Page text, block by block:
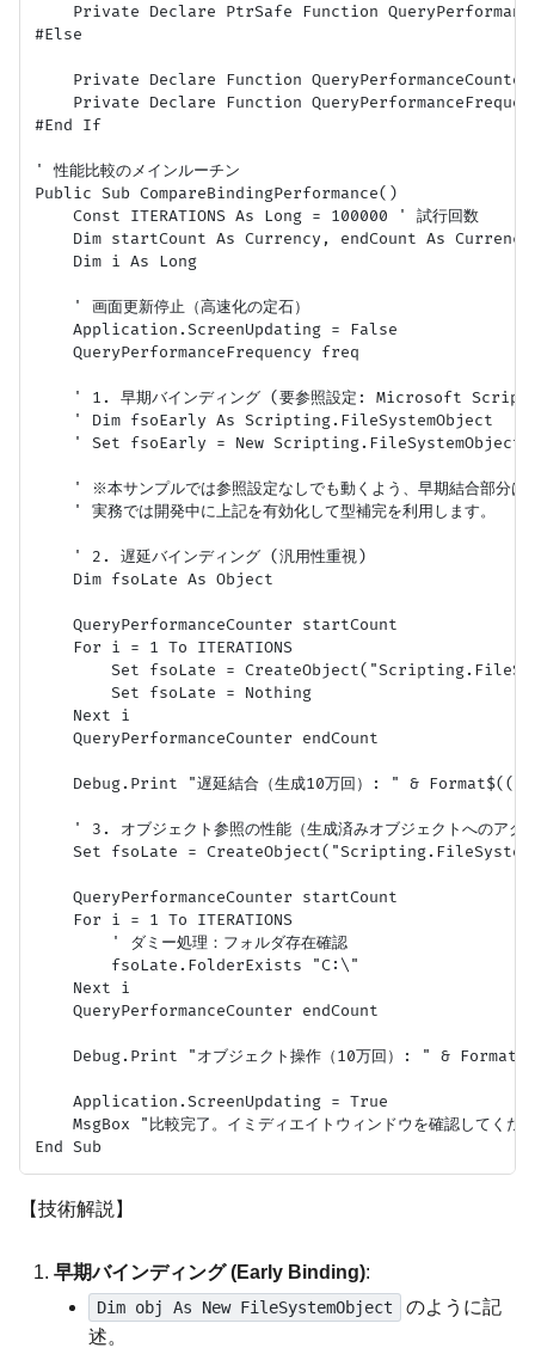
Private Declare PtrSafe Function
#Else
Private Declare Function
Private Declare Function
#End If
' 性能比較のメインルーチン
Public Sub CompareBindingPerformance()
    Const ITERATIONS As Long = 100000 ' 試行回数
Dim startCount As Currency, endCount As
    Dim i As Long
    ' 画面更新停止（高速化の定石）
    Application.ScreenUpdating = False
    QueryPerformanceFrequency freq
' 1. 早期バインディング (要参照設定: Microsoft
    ' Dim fsoEarly As Scripting.FileSystemObject
    ' Set fsoEarly = New Scripting.FileSystemObject
' ※本サンプルでは参照設定なしでも動くよう、早期結合部分は
    ' 実務では開発中に上記を有効化して型補完を利用します。
    ' 2. 遅延バインディング (汎用性重視)
    Dim fsoLate As Object
    QueryPerformanceCounter startCount
    For i = 1 To ITERATIONS
Set fsoLate =
        Set fsoLate = Nothing
    Next i
    QueryPerformanceCounter endCount
Debug.Print "遅延結合（生成10万回）: " &
' 3. オブジェクト参照の性能（生成済みオブジェクトへのアク
Set fsoLate =
    QueryPerformanceCounter startCount
    For i = 1 To ITERATIONS
        ' ダミー処理：フォルダ存在確認
        fsoLate.FolderExists "C:\"
    Next i
    QueryPerformanceCounter endCount
Debug.Print "オブジェクト操作（10万回）: " &
    Application.ScreenUpdating = True
MsgBox "比較完了。イミディエイトウィンドウを確認してくだ
【技術解説】
早期バインディング (Early Binding):
Dim obj As New FileSystemObject
のように記
述。